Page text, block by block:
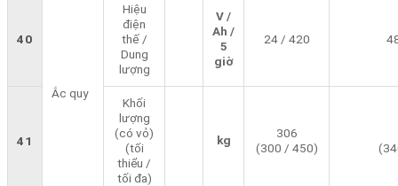
40
Ắc quy
Hiệu
điện
thế /
Dung
lượng
V /
Ah /
5
giờ
24 / 420
41
Khối
lượng
(có vỏ)
(tối
thiểu /
tối đa)
kg
306
(300 / 450)